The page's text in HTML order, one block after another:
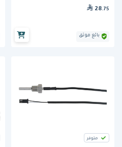
28.75
بائع موثق
متوفر